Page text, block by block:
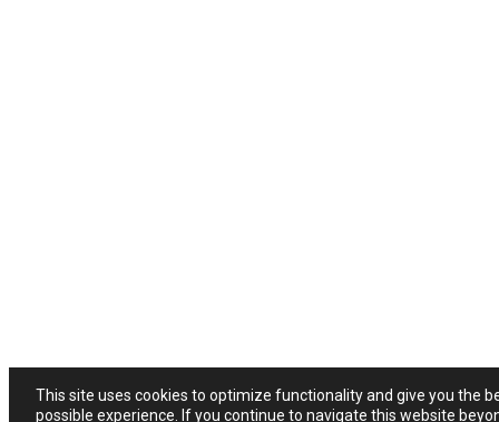
This site uses cookies to optimize functionality and give you the
possible experience. If you continue to navigate this website